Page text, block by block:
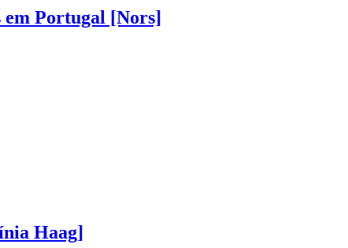
Portugal [Nors]
Haag]